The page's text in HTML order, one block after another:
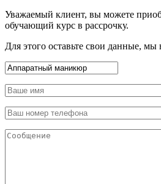
Уважаемый клиент, вы можете
обучающий курс в рассрочку.
Для этого оставьте свои данные, мы